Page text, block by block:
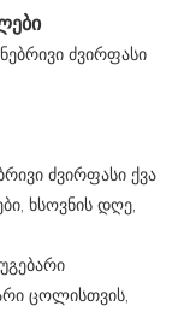
ძვირფასი
ძვირფასი ქვა
ხსოვნის დღე,
ცოლისთვის,